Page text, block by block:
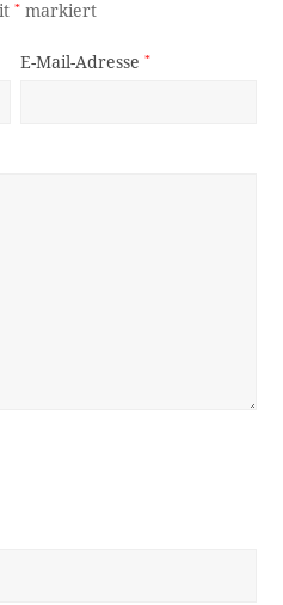
* markiert
E-Mail-Adresse*